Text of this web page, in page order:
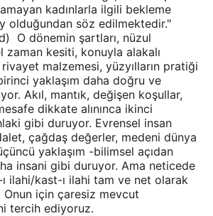
kadınlarla ilgili bekleme
olduğundan söz edilmektedir."
O dönemin şartları, nüzul
zaman kesiti, konuyla alakalı
malzemesi, yüzyılların pratiği
yaklaşım daha doğru ve
Akıl, mantık, değişen koşullar,
dikkate alınınca ikinci
gibi duruyor. Evrensel insan
çağdaş değerler, medeni dünya
yaklaşım -bilimsel açıdan
insani gibi duruyor. Ama neticede
ilahi/kast-ı ilahi tam ve net olarak
için çaresiz mevcut
tercih ediyoruz.